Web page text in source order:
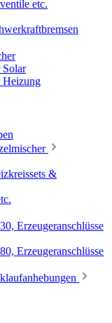
etc.
Solar
Heizung
&
Erzeugeranschlüsse
Erzeugeranschlüsse